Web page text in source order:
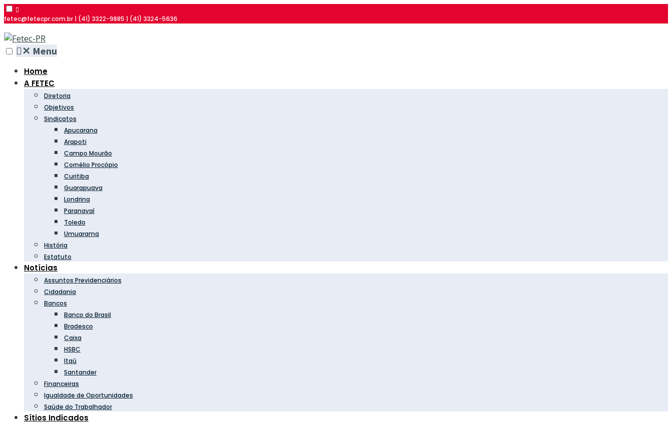
fetec@fetecpr.com.br | (41) 3322-9885 | (41) 3324-5636
✕ Menu
Home
A FETEC
Diretoria
Objetivos
Sindicatos
Apucarana
Arapoti
Campo Mourão
Cornélio Procópio
Curitiba
Guarapuava
Londrina
Paranavaí
Toledo
Umuarama
História
Estatuto
Notícias
Assuntos Previdenciários
Cidadania
Bancos
Banco do Brasil
Bradesco
Caixa
HSBC
Itaú
Santander
Financeiras
Igualdade de Oportunidades
Saúde do Trabalhador
Sítios Indicados